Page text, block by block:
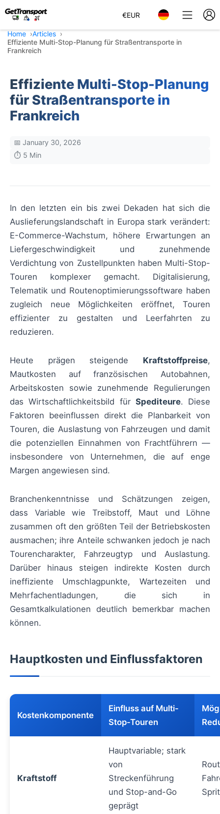
€EUR
Home
Articles
Effiziente Multi-Stop-Planung für Straßentransporte in
Frankreich
Effiziente Multi-Stop-Planung
für Straßentransporte in
Frankreich
📅 January 30, 2026
⏱️ 5 Min
In den letzten ein bis zwei Dekaden hat sich die
Auslieferungslandschaft in Europa stark verändert:
E-Commerce-Wachstum, höhere Erwartungen an
Liefergeschwindigkeit und zunehmende
Verdichtung von Zustellpunkten haben Multi-Stop-
Touren komplexer gemacht. Digitalisierung,
Telematik und Routenoptimierungssoftware haben
zugleich neue Möglichkeiten eröffnet, Touren
effizienter zu gestalten und Leerfahrten zu
reduzieren.
Heute prägen steigende Kraftstoffpreise,
Mautkosten auf französischen Autobahnen,
Arbeitskosten sowie zunehmende Regulierungen
das Wirtschaftlichkeitsbild für Spediteure. Diese
Faktoren beeinflussen direkt die Planbarkeit von
Touren, die Auslastung von Fahrzeugen und damit
die potenziellen Einnahmen von Frachtführern —
insbesondere von Unternehmen, die auf enge
Margen angewiesen sind.
Branchenkenntnisse und Schätzungen zeigen,
dass Variable wie Treibstoff, Maut und Löhne
zusammen oft den größten Teil der Betriebskosten
ausmachen; ihre Anteile schwanken jedoch je nach
Tourencharakter, Fahrzeugtyp und Auslastung.
Darüber hinaus steigen indirekte Kosten durch
ineffiziente Umschlagpunkte, Wartezeiten und
Mehrfachentladungen, die sich in
Gesamtkalkulationen deutlich bemerkbar machen
können.
Hauptkosten und Einflussfaktoren
Kostenkomponente
Einfluss auf Multi-
Stop-Touren
Kraftstoff
Hauptvariable; stark
von
Streckenführung
und Stop-and-Go
geprägt